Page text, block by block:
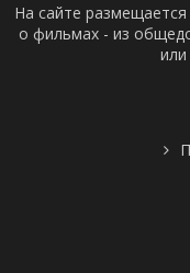
На сайте
о фильмах - из